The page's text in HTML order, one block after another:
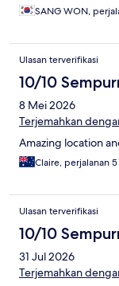
SANG WON,
Ulasan terverifikasi
10/10
8 Mei 2026
Terjemahkan
Amazing location
Claire, perjalanan
Ulasan terverifikasi
10/10
31 Jul 2026
Terjemahkan